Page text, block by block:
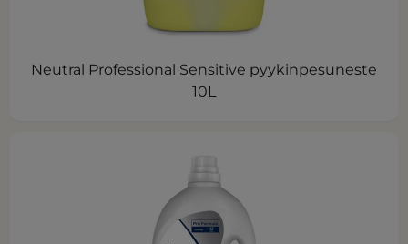
Neutral Professional Sensitive pyykinpesuneste
10L